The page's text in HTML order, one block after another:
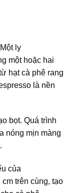
ly
một hoặc hai
hạt cà phê rang
là nền
bọt. Quá trình
nóng mịn màng
của
trên cùng, tạo